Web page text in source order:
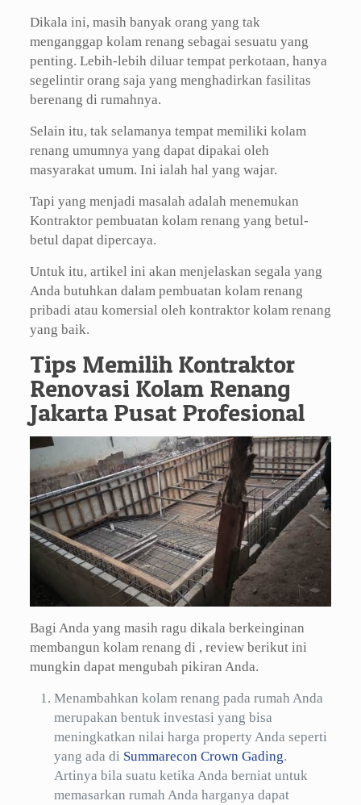
Dikala ini, masih banyak orang yang tak
menganggap kolam renang sebagai sesuatu yang
penting. Lebih-lebih diluar tempat perkotaan, hanya
segelintir orang saja yang menghadirkan fasilitas
berenang di rumahnya.
Selain itu, tak selamanya tempat memiliki kolam
renang umumnya yang dapat dipakai oleh
masyarakat umum. Ini ialah hal yang wajar.
Tapi yang menjadi masalah adalah menemukan
Kontraktor pembuatan kolam renang yang betul-
betul dapat dipercaya.
Untuk itu, artikel ini akan menjelaskan segala yang
Anda butuhkan dalam pembuatan kolam renang
pribadi atau komersial oleh kontraktor kolam renang
yang baik.
Tips Memilih Kontraktor
Renovasi Kolam Renang
Jakarta Pusat Profesional
Bagi Anda yang masih ragu dikala berkeinginan
membangun kolam renang di , review berikut ini
mungkin dapat mengubah pikiran Anda.
Menambahkan kolam renang pada rumah Anda
merupakan bentuk investasi yang bisa
meningkatkan nilai harga property Anda seperti
yang ada di Summarecon Crown Gading.
Artinya bila suatu ketika Anda berniat untuk
memasarkan rumah Anda harganya dapat